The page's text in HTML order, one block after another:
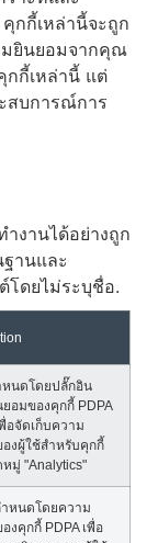
กกี้เหล่านี้จะถูก
มยินยอมจากคุณ
กกี้เหล่านี้ แต่
สบการณ์การ
ำงานได้อย่างถูก
านและ
ดยไม่ระบุชื่อ.
หนดโดยปลั๊กอิน
อมของคุกกี้ PDPA
อจัดเก็บความ
งผู้ใช้สำหรับคุกกี้
มู่ "Analytics"
หนดโดยความ
งคุกกี้ PDPA เพื่อ